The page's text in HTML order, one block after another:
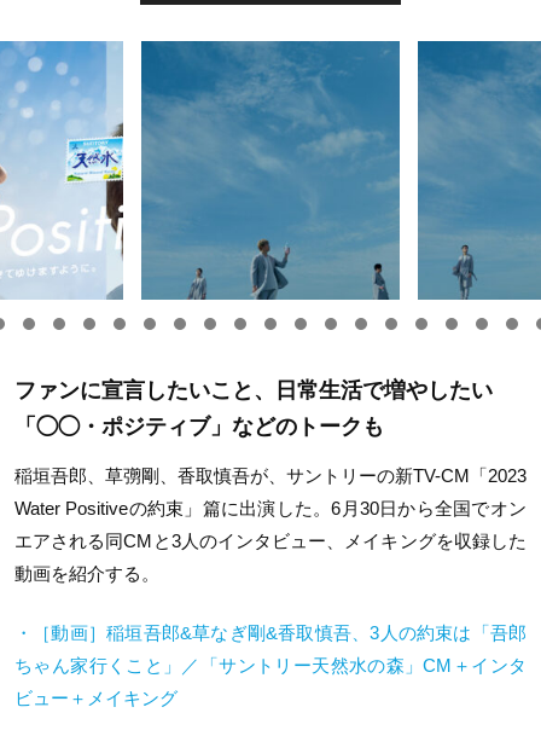
ファンに宣言したいこと、日常生活で増やしたい
「◯◯・ポジティブ」などのトークも
稲垣吾郎、草彅剛、香取慎吾が、サントリーの新TV-CM「2023
Water Positiveの約束」篇に出演した。6月30日から全国でオン
エアされる同CMと3人のインタビュー、メイキングを収録した
動画を紹介する。
・［動画］稲垣吾郎&草なぎ剛&香取慎吾、3人の約束は「吾郎
ちゃん家行くこと」／「サントリー天然水の森」CM＋インタ
ビュー＋メイキング